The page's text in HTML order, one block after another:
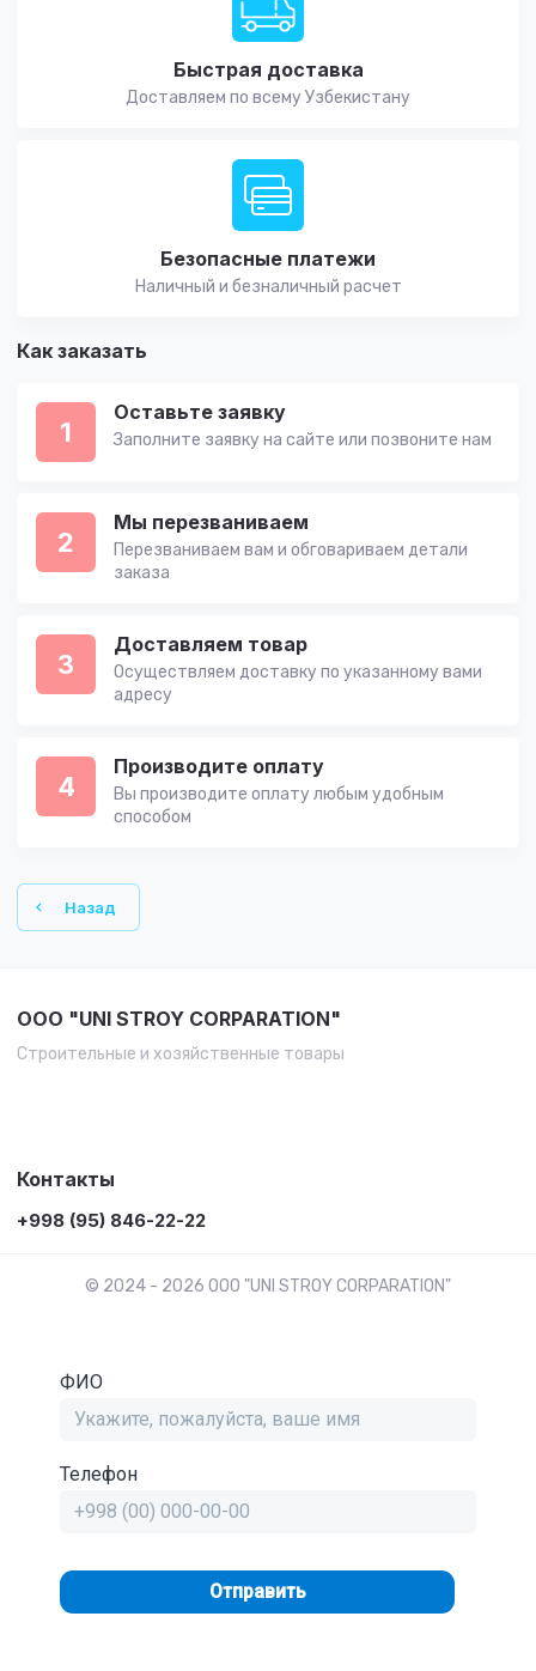
Быстрая доставка
Доставляем по всему Узбекистану
Безопасные платежи
Наличный и безналичный расчет
Как заказать
1
Оставьте заявку
Заполните заявку на сайте или позвоните нам
2
Мы перезваниваем
Перезваниваем вам и обговариваем детали
заказа
3
Доставляем товар
Осуществляем доставку по указанному вами
адресу
4
Производите оплату
Вы производите оплату любым удобным
способом
Назад
OOO "UNI STROY CORPARATION"
Строительные и хозяйственные товары
Контакты
+998 (95) 846-22-22
© 2024 - 2026 OOO "UNI STROY CORPARATION"